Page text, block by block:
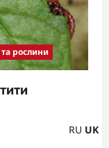
рослини
RU UK